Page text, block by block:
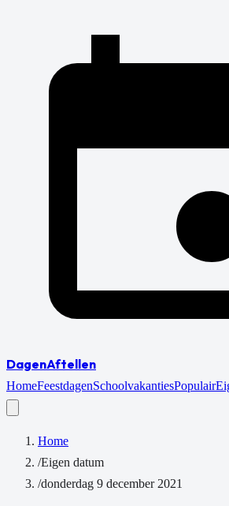
DagenAftellen
HomeFeestdagenSchoolvakantiesPopulair
Home
/Eigen datum
/donderdag 9 december 2021